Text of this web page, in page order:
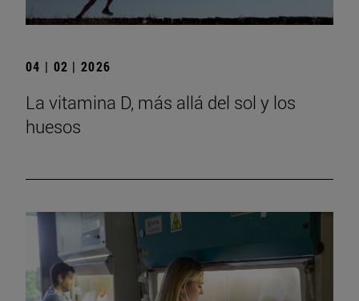
04 | 02 | 2026
La vitamina D, más allá del sol y los
huesos